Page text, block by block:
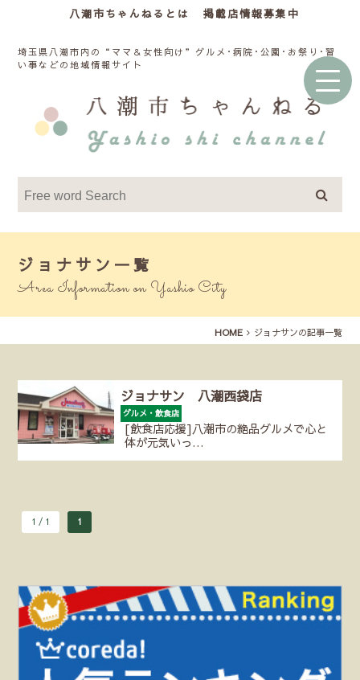
八潮市ちゃんねるとは 掲載店情報募集中
埼玉県八潮市内の“ママ＆女性向け”グルメ･病院･公園･お祭り･習
い事などの地域情報サイト
ジョナサン一覧
Area Information on Yashio City
HOME ジョナサンの記事一覧
ジョナサン 八潮西袋店
グルメ・飲食店
[飲食店応援]八潮市の絶品グルメで心と
体が元気いっ…
1 / 1 1